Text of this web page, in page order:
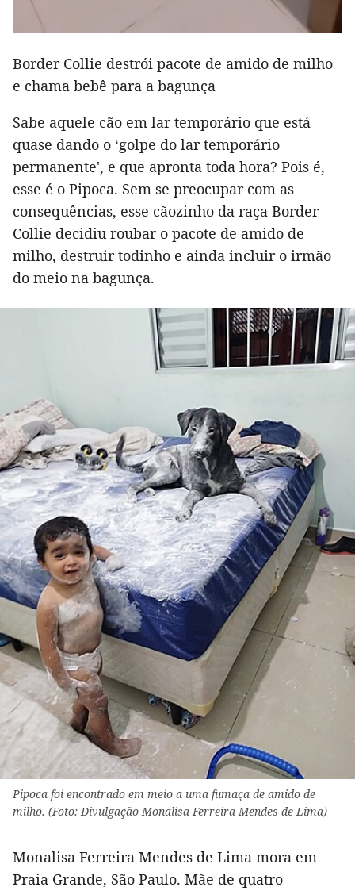
Border Collie destrói pacote de amido de milho
e chama bebê para a bagunça
Sabe aquele cão em lar temporário que está
quase dando o ‘golpe do lar temporário
permanente', e que apronta toda hora? Pois é,
esse é o Pipoca. Sem se preocupar com as
consequências, esse cãozinho da raça Border
Collie decidiu roubar o pacote de amido de
milho, destruir todinho e ainda incluir o irmão
do meio na bagunça.
Pipoca foi encontrado em meio a uma fumaça de amido de
milho. (Foto: Divulgação Monalisa Ferreira Mendes de Lima)
Monalisa Ferreira Mendes de Lima mora em
Praia Grande, São Paulo. Mãe de quatro